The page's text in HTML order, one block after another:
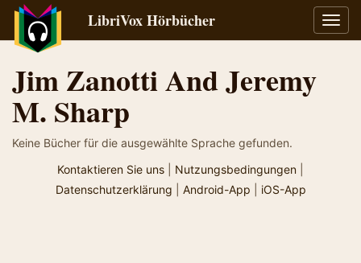
LibriVox Hörbücher
Jim Zanotti And Jeremy
M. Sharp
Keine Bücher für die ausgewählte Sprache gefunden.
Kontaktieren Sie uns
Nutzungsbedingungen
Datenschutzerklärung
Android-App iOS-App